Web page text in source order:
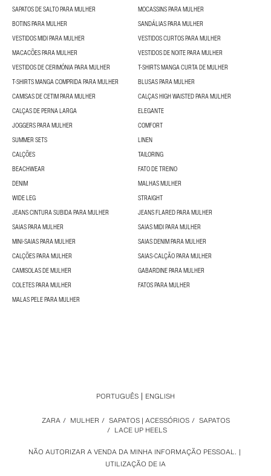
SAPATOS DE SALTO PARA MULHER
MOCASSINS PARA MULHER
BOTINS PARA MULHER
SANDÁLIAS PARA MULHER
VESTIDOS MIDI PARA MULHER
VESTIDOS CURTOS PARA MULHER
MACACÕES PARA MULHER
VESTIDOS DE NOITE PARA MULHER
VESTIDOS DE CERIMÓNIA PARA MULHER
T-SHIRTS MANGA CURTA DE MULHER
T-SHIRTS MANGA COMPRIDA PARA MULHER
BLUSAS PARA MULHER
CAMISAS DE CETIM PARA MULHER
CALÇAS HIGH WAISTED PARA MULHER
CALÇAS DE PERNA LARGA
ELEGANTE
JOGGERS PARA MULHER
COMFORT
SUMMER SETS
LINEN
CALÇÕES
TAILORING
BEACHWEAR
FATO DE TREINO
DENIM
MALHAS MULHER
WIDE LEG
STRAIGHT
JEANS CINTURA SUBIDA PARA MULHER
JEANS FLARED PARA MULHER
SAIAS PARA MULHER
SAIAS MIDI PARA MULHER
MINI-SAIAS PARA MULHER
SAIAS DENIM PARA MULHER
CALÇÕES PARA MULHER
SAIAS-CALÇÃO PARA MULHER
CAMISOLAS DE MULHER
GABARDINE PARA MULHER
COLETES PARA MULHER
FATOS PARA MULHER
MALAS PELE PARA MULHER
NÃO AUTORIZAR A VENDA DA MINHA INFORMAÇÃO PESSOAL.
UTILIZAÇÃO DE IA
ZARA / MULHER / SAPATOS | ACESSÓRIOS / SAPATOS
/ LACE UP HEELS
PORTUGUÊS ENGLISH